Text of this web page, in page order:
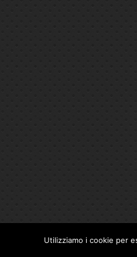
|
Utilizziamo i cookie per